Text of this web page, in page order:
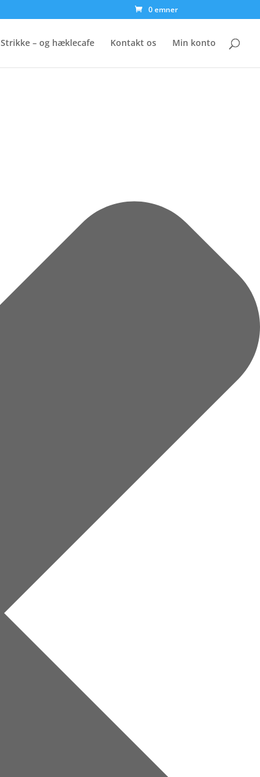
0 emner
Strikke – og hæklecafe Kontakt os Min konto